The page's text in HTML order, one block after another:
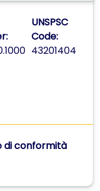
UNSPSC
Code:
43201404